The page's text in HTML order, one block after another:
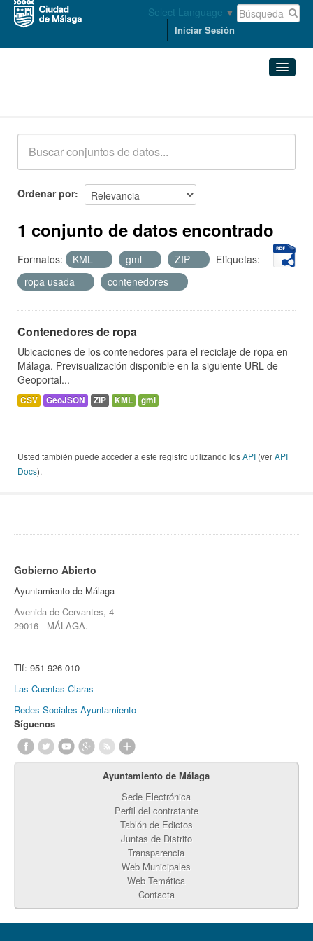
Select Language ▼
Iniciar Sesión
Acerca de
Ordenar por
1 conjunto de datos encontrado
Formatos: KML gml ZIP
Etiquetas:
ropa usada
contenedores
Contenedores de ropa
Ubicaciones de los contenedores para el reciclaje de ropa en
Málaga. Previsualización disponible en la siguiente URL de
Geoportal...
CSV GeoJSON ZIP KML gml
Usted también puede acceder a este registro utilizando losAPI (verAPI
Docs).
Gobierno Abierto
Ayuntamiento de Málaga
Avenida de Cervantes, 4
29016 - MÁLAGA.
Tlf: 951 926 010
Las Cuentas Claras
Redes Sociales Ayuntamiento
Síguenos
Ayuntamiento de Málaga
Sede Electrónica
Perfil del contratante
Tablón de Edictos
Juntas de Distrito
Transparencia
Web Municipales
Web Temática
Contacta